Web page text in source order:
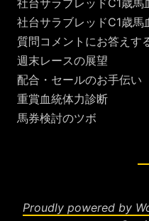
社台サラブレッドC1歳馬
社台サラブレッドC1歳馬
質問コメントにお答えす
週末レースの展望
配合・セールのお手伝い
重賞血統体力診断
馬券検討のツボ
Proudly powered by